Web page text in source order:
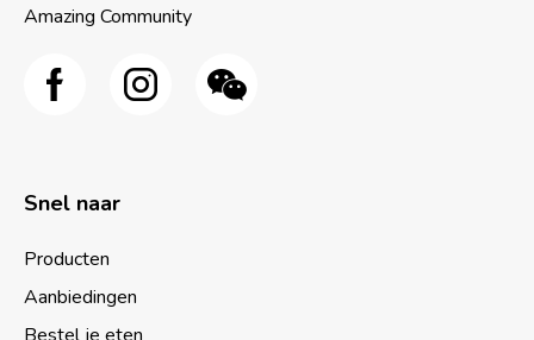
Amazing Community
Snel naar
Producten
Aanbiedingen